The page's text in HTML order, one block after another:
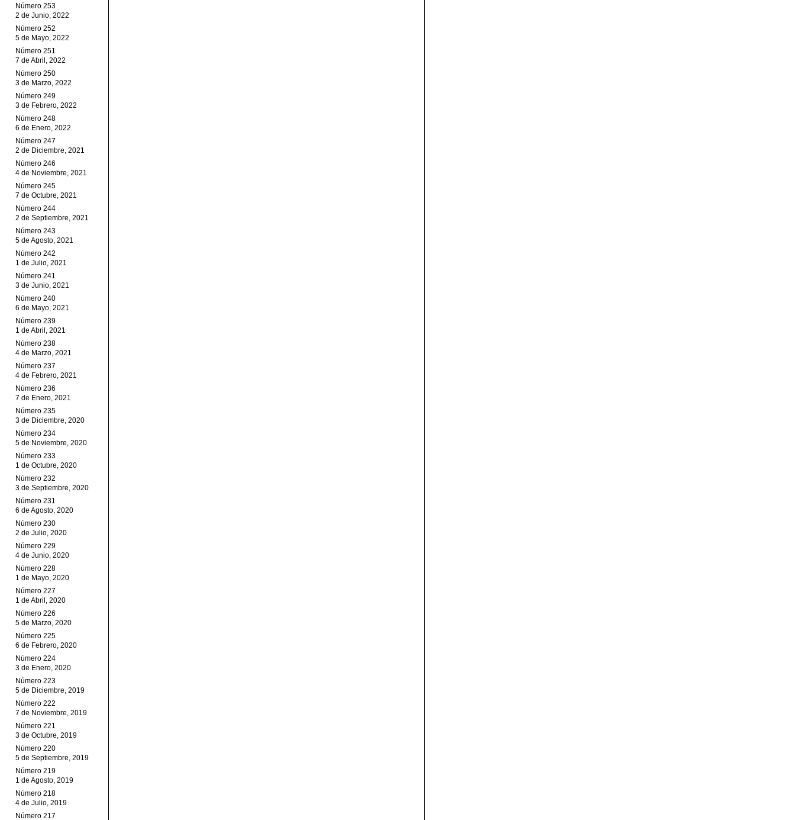
Número 253
2 de Junio, 2022
Número 252
5 de Mayo, 2022
Número 251
7 de Abril, 2022
Número 250
3 de Marzo, 2022
Número 249
3 de Febrero, 2022
Número 248
6 de Enero, 2022
Número 247
2 de Diciembre, 2021
Número 246
4 de Noviembre, 2021
Número 245
7 de Octubre, 2021
Número 244
2 de Septiembre, 2021
Número 243
5 de Agosto, 2021
Número 242
1 de Julio, 2021
Número 241
3 de Junio, 2021
Número 240
6 de Mayo, 2021
Número 239
1 de Abril, 2021
Número 238
4 de Marzo, 2021
Número 237
4 de Febrero, 2021
Número 236
7 de Enero, 2021
Número 235
3 de Diciembre, 2020
Número 234
5 de Noviembre, 2020
Número 233
1 de Octubre, 2020
Número 232
3 de Septiembre, 2020
Número 231
6 de Agosto, 2020
Número 230
2 de Julio, 2020
Número 229
4 de Junio, 2020
Número 228
1 de Mayo, 2020
Número 227
1 de Abril, 2020
Número 226
5 de Marzo, 2020
Número 225
6 de Febrero, 2020
Número 224
3 de Enero, 2020
Número 223
5 de Diciembre, 2019
Número 222
7 de Noviembre, 2019
Número 221
3 de Octubre, 2019
Número 220
5 de Septiembre, 2019
Número 219
1 de Agosto, 2019
Número 218
4 de Julio, 2019
Número 217